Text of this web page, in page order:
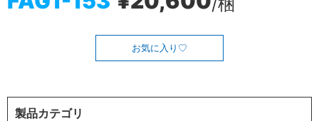
お気に入り
製品カテゴリ